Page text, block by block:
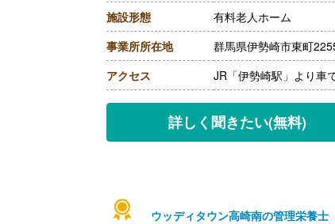
施設形態
有料老人ホーム
事業所所在地
群馬県伊勢崎市東町
アクセス
JR「伊勢崎駅」より車
詳しく聞きたい(無料)
ウッディタウン高崎南の管理栄養士